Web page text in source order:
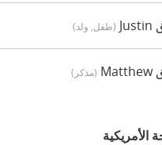
(طفل, ولد)
(مذكر)
الأمريكية